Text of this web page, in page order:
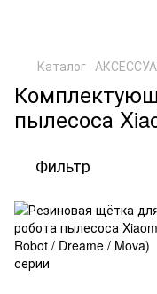
Каталог
пылесоса
Фильтр